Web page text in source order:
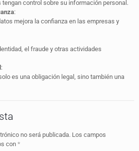
tengan control sobre su información personal.
:
mejora la confianza en las empresas y
el fraude y otras actividades
:
es una obligación legal, sino también una
no será publicada. Los campos
con *